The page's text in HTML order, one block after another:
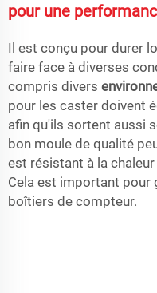
pour une
Il est conçu pour durer
faire face à diverses
compris divers
pour les caster doivent
afin qu'ils sortent aussi
bon moule de qualité
est résistant à la
Cela est important pour
boîtiers de compteur.